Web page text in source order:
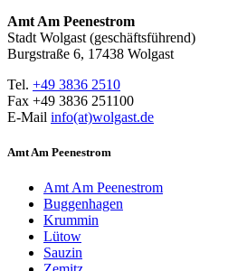
Amt Am Peenestrom
Stadt Wolgast (geschäftsführend)
Burgstraße 6, 17438 Wolgast
Tel. +49 3836 2510
Fax +49 3836 251100
E-Mail info(at)wolgast.de
Amt Am Peenestrom
Amt Am Peenestrom
Buggenhagen
Krummin
Lütow
Sauzin